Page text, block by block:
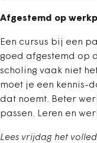
Afgestemd op
Een cursus bij een
goed afgestemd op
scholing vaak niet
moet je een kennis-
dat noemt. Beter
passen. Leren en
Lees vrijdag het